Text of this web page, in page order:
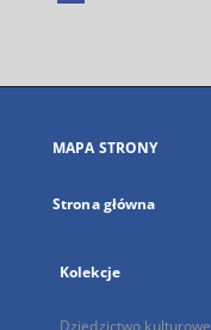
się
karcie
MAPA STRONY
Strona główna
Kolekcje
Dziedzictwo kulturowe